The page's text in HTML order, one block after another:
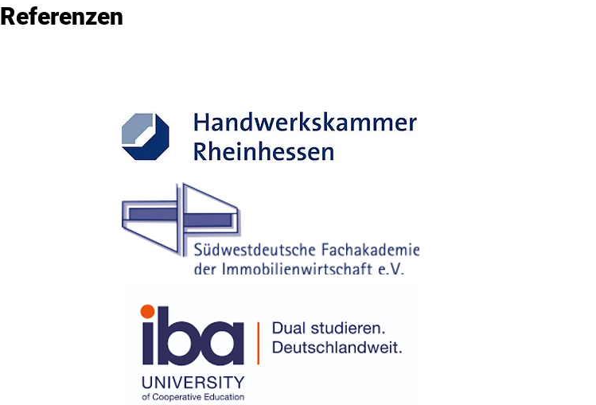
Referenzen